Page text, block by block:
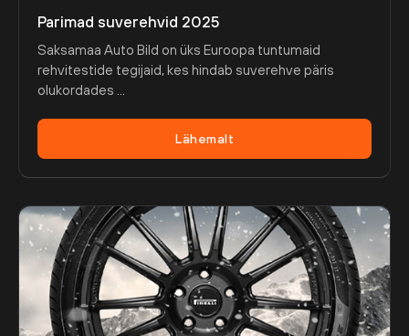
Parimad suverehvid 2025
Saksamaa Auto Bild on üks Euroopa tuntumaid
rehvitestide tegijaid, kes hindab suverehve päris
olukordades ...
Lähemalt